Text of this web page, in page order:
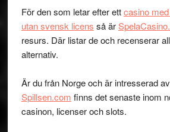
För den som letar efter ettcasino
utan svensk licens så är
resurs. Där listar de och recenserar
alternativ.
Är du från Norge och är intresserad
Spillsen.com finns det senaste inom
casinon, licenser och slots.